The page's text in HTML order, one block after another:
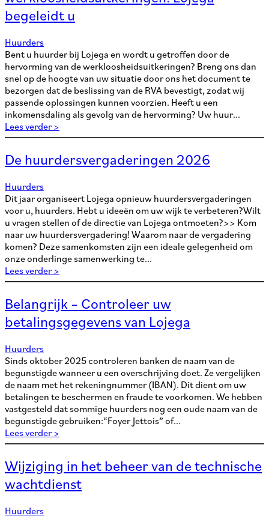
begeleidt u
Huurders
Bent u huurder bij Lojega en wordt u getroffen door de
hervorming van de werkloosheidsuitkeringen? Breng ons dan
snel op de hoogte van uw situatie door ons het document te
bezorgen dat de beslissing van de RVA bevestigt, zodat wij
passende oplossingen kunnen voorzien. Heeft u een
inkomensdaling als gevolg van de hervorming? Uw huur...
Lees verder >
De huurdersvergaderingen 2026
Huurders
Dit jaar organiseert Lojega opnieuw huurdersvergaderingen
voor u, huurders. Hebt u ideeën om uw wijk te verbeteren?Wilt
u vragen stellen of de directie van Lojega ontmoeten?>> Kom
naar uw huurdersvergadering! Waarom naar de vergadering
komen? Deze samenkomsten zijn een ideale gelegenheid om
onze onderlinge samenwerking te...
Lees verder >
Belangrijk – Controleer uw
betalingsgegevens van Lojega
Huurders
Sinds oktober 2025 controleren banken de naam van de
begunstigde wanneer u een overschrijving doet. Ze vergelijken
de naam met het rekeningnummer (IBAN). Dit dient om uw
betalingen te beschermen en fraude te voorkomen. We hebben
vastgesteld dat sommige huurders nog een oude naam van de
begunstigde gebruiken:“Foyer Jettois” of...
Lees verder >
Wijziging in het beheer van de technische
wachtdienst
Huurders